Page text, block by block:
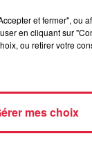
et fermer", ou
en cliquant sur
ou retirer votre
mes choix